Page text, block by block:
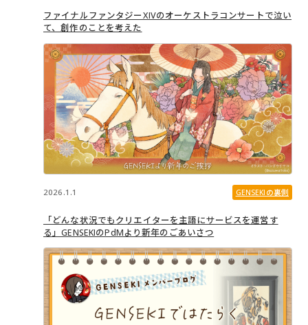
ファイナルファンタジーXIVのオーケストラコンサートで泣い
て、創作のことを考えた
2026.1.1 GENSEKIの裏側
「どんな状況でもクリエイターを主語にサービスを運営す
る」GENSEKIのPdMより新年のごあいさつ